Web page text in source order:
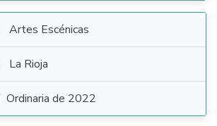
Artes Escénicas
La Rioja
Ordinaria de 2022